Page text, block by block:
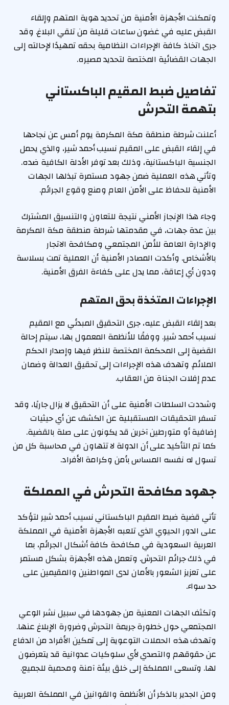
وتمكنت الأجهزة الأمنية من تحديد هوية المتهم وإلقاء
القبض عليه في غضون ساعات قليلة من تلقي البلاغ. وقد
جرى اتخاذ كافة الإجراءات النظامية بحقه تمهيدًا لإحالته إلى
الجهات القضائية المختصة لتحديد مصيره.
تفاصيل ضبط المقيم الباكستاني
بتهمة التحرش
أعلنت شرطة منطقة مكة المكرمة يوم أمس عن نجاحها
في إلقاء القبض على المقيم نسيب أحمد شير، والذي يحمل
الجنسية الباكستانية، وذلك بعد توفر الأدلة الكافية ضده.
وتأتي هذه العملية ضمن جهود مستمرة تبذلها الجهات
الأمنية للحفاظ على الأمن العام ومنع وقوع الجرائم.
وجاء هذا الإنجاز الأمني نتيجة للتعاون والتنسيق المشترك
بين عدة جهات، في مقدمتها شرطة منطقة مكة المكرمة
والإدارة العامة للأمن المجتمعي ومكافحة الاتجار
بالأشخاص. وأكدت المصادر الأمنية أن العملية تمت بسلاسة
ودون أي إعاقة، مما يدل على كفاءة الفرق الأمنية.
الإجراءات المتخذة بحق المتهم
بعد إلقاء القبض عليه، جرى التحقيق المبدئي مع المقيم
نسيب أحمد شير. ووفقًا للأنظمة المعمول بها، سيتم إحالة
القضية إلى المحكمة المختصة للنظر فيها وإصدار الحكم
الملائم. وتهدف هذه الإجراءات إلى تحقيق العدالة وضمان
عدم إفلات الجناة من العقاب.
وشددت السلطات الأمنية على أن التحقيق لا يزال جاريًا، وقد
تسفر التحقيقات المستقبلية عن الكشف عن أي حيثيات
إضافية أو متورطين آخرين قد يكونون على صلة بالقضية.
كما تم التأكيد على أن الدولة لا تتهاون في محاسبة كل من
تسول له نفسه المساس بأمن وكرامة الأفراد.
جهود مكافحة التحرش في المملكة
تأتي قضية ضبط المقيم الباكستاني نسيب أحمد شير لتؤكد
على الدور الحيوي الذي تلعبه الأجهزة الأمنية في المملكة
العربية السعودية في مكافحة كافة أشكال الجرائم، بما
في ذلك جرائم التحرش. وتعمل هذه الأجهزة بشكل مستمر
على تعزيز الشعور بالأمان لدى المواطنين والمقيمين على
حد سواء.
وتكثف الجهات المعنية من جهودها في سبيل نشر الوعي
المجتمعي حول خطورة جريمة التحرش وضرورة الإبلاغ عنها.
وتهدف هذه الحملات التوعوية إلى تمكين الأفراد من الدفاع
عن حقوقهم والتصدي لأي سلوكيات عدوانية قد يتعرضون
لها. وتسعى المملكة إلى خلق بيئة آمنة ومحمية للجميع.
ومن الجدير بالذكر أن الأنظمة والقوانين في المملكة العربية